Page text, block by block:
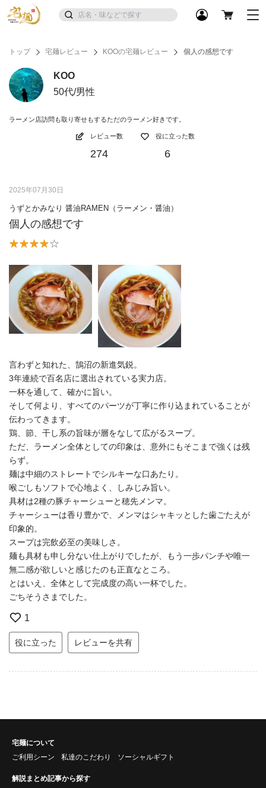
トップ 宅麺レビュー KOOの宅麺レビュー 個人の感想です
KOO
50代/男性
ラーメン店訪問も取り寄せもするただのラーメン好きです。
レビュー数
274
役に立った数
6
2025年07月30日
うずとかみなり 醤油RAMEN（ラーメン・醤油）
個人の感想です
言わずと知れた、鵠沼の新進気鋭。
3年連続で百名店に選出されている実力店。
一杯を通して、確かに旨い。
そして何より、すべてのパーツが丁寧に作り込まれていることが
伝わってきます。
鶏、節、干し系の旨味が層をなして広がるスープ。
ただ、ラーメン全体としての印象は、意外にもそこまで強くは残
らず。
麺は中細のストレートでシルキーな口あたり。
喉ごしもソフトで心地よく、しみじみ旨い。
具材は2種の豚チャーシューと穂先メンマ。
チャーシューは香り豊かで、メンマはシャキッとした歯ごたえが
印象的。
スープは完飲必至の美味しさ。
麺も具材も申し分ない仕上がりでしたが、もう一歩パンチや唯一
無二感が欲しいと感じたのも正直なところ。
とはいえ、全体として完成度の高い一杯でした。
ごちそうさまでした。
1
役に立った レビューを共有
宅麺について
ご利用シーン
私達のこだわり ソーシャルギフト
解説まとめ記事から探す